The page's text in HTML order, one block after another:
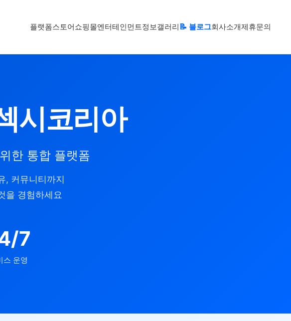
플랫폼스토어쇼핑몰엔터테인먼트정보갤러리📝 블로그회사소개제휴문의
시코리아
한 통합 플랫폼
, 커뮤니티까지
을 경험하세요
7
스 운영